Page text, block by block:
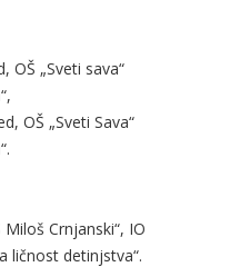
OŠ „Sveti sava“
OŠ „Sveti Sava“
Crnjanski“, IO
ličnost detinjstva“.